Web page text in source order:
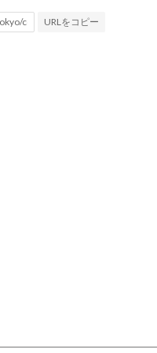
URLをコピー